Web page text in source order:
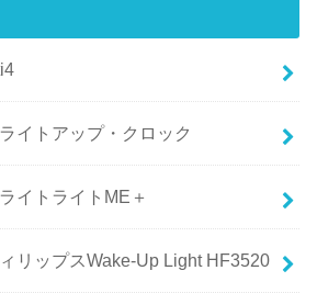
イトアップ・クロック
イトライトME＋
リップスWake-Up Light HF3520